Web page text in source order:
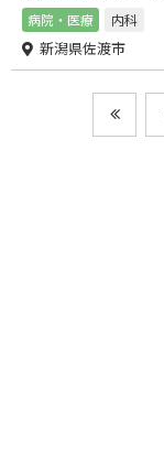
病院・医療 内科
新潟県佐渡市